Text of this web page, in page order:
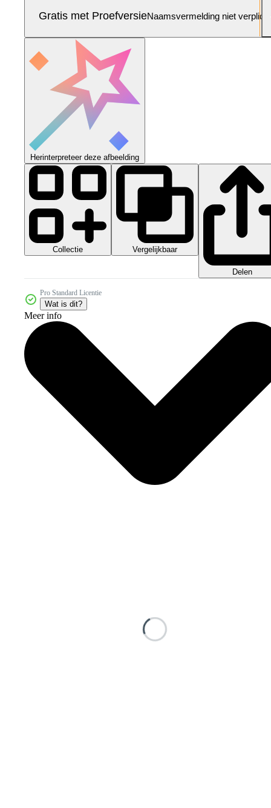
Gratis met ProefversieNaamsvermelding niet verplicht
Herinterpreteer deze afbeelding
Collectie Vergelijkbaar
Delen
Pro Standard Licentie
Wat is dit?
Meer info